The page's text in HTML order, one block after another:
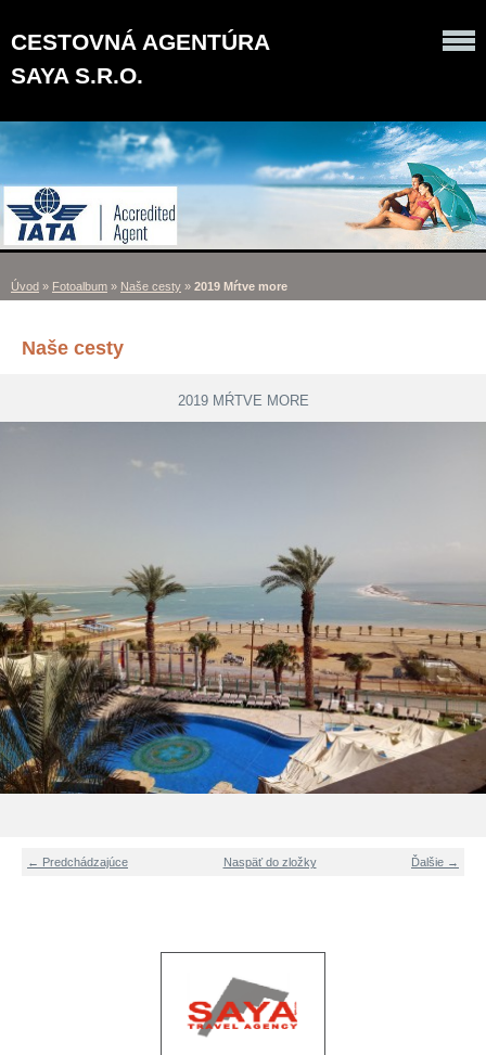
CESTOVNÁ AGENTÚRA
SAYA S.R.O.
Úvod » Fotoalbum » Naše cesty » 2019 Mŕtve more
Naše cesty
2019 MŔTVE MORE
← Predchádzajúce Ďalšie →
Naspäť do zložky